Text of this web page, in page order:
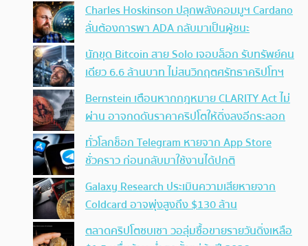
Charles Hoskinson ปลุกพลังคอมมูฯ Cardano
ลั่นต้องการพา ADA กลับมาเป็นผู้ชนะ
นักขุด Bitcoin สาย Solo เจอบล็อก รับทรัพย์คน
เดียว 6.6 ล้านบาท ไม่สนวิกฤตศรัทธาคริปโทฯ
Bernstein เตือนหากกฎหมาย CLARITY Act ไม่
ผ่าน อาจกดดันราคาคริปโตให้ดิ่งลงอีกระลอก
ทั่วโลกช็อก Telegram หายจาก App Store
ชั่วคราว ก่อนกลับมาใช้งานได้ปกติ
Galaxy Research ประเมินความเสียหายจาก
Coldcard อาจพุ่งสูงถึง $130 ล้าน
ตลาดคริปโตซบเซา วอลุ่มซื้อขายรายวันดิ่งเหลือ